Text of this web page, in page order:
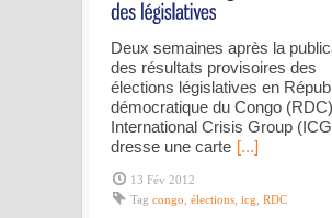
Deux semaines après la
des résultats provisoires des
élections législatives en
démocratique du Congo
International Crisis Group
dresse une carte [...]
13 Fév 2012
Tag congo élections icg RDC